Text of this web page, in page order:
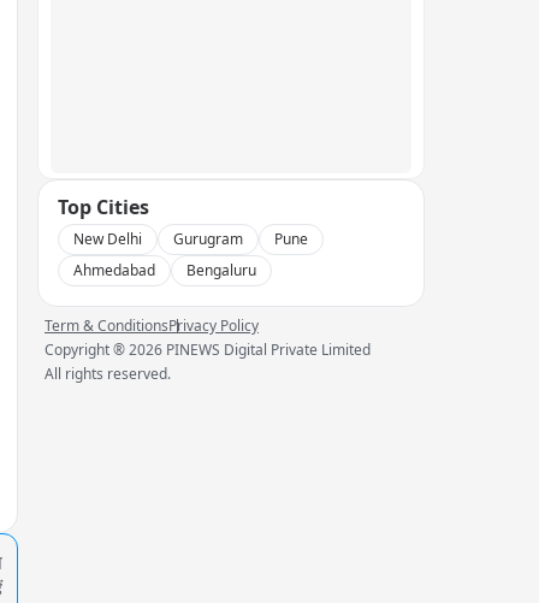
Top Cities
New Delhi Gurugram
Pune
Ahmedabad
Bengaluru
Term & ConditionsPrivacy Policy
Copyright ®2026 PINEWS Digital Private Limited
All rights reserved.